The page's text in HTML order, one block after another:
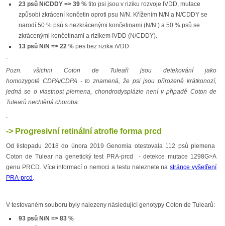
23 psů N/CDDY => 39 % tito psi jsou v riziku rozvoje IVDD, mutace
způsobí zkrácení končetin oproti psu N/N. Křížením N/N a N/CDDY se
narodí 50 % psů s nezkrácenými končetinami (N/N ) a 50 % psů se
zkrácenými končetinami a rizikem IVDD (N/CDDY).
13 psů N/N => 22 % pes bez rizika iVDD
.
Pozn. všichni Coton de Tuleaři jsou detekování jako
homozygoté CDPA/CDPA - to znamená, že psi jsou přirozeně krátkonozí,
jedná se o vlastnost plemena, chondrodysplázie není v připadě Coton de
Tulearů nechtěná choroba.
.
-> Progresivní retinální atrofie forma prcd
Od listopadu 2018 do února 2019 Genomia otestovala 112 psů plemena
Coton de Tulear na genetický test PRA-prcd - detekce mutace 1298G>A
genu PRCD. Více informací o nemoci a testu naleznete nastránce vyšetření
PRA-prcd .
.
V testovaném souboru byly nalezeny následující genotypy Coton de Tulearů:
93 psů N/N => 83 %